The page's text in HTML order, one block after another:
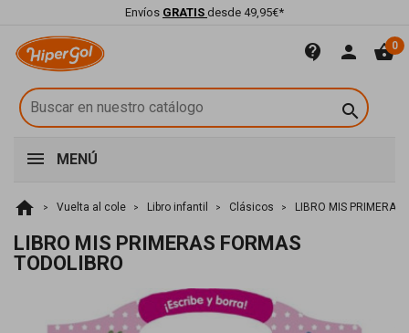
Envíos GRATIS desde 49,95€*
contact_support person shopping_basket0

MENÚ
home Vuelta al cole Libro infantil Clásicos LIBRO MIS PRIMERAS
LIBRO MIS PRIMERAS FORMAS
TODOLIBRO